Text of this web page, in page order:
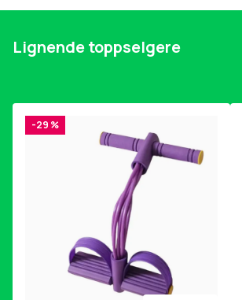
Artikkel nr.
Lignende toppselgere
-29 %